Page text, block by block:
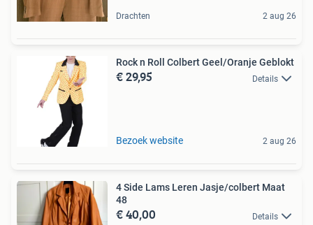
Drachten 2 aug 26
Rock n Roll Colbert Geel/Oranje Geblokt
€ 29,95 Details
Bezoek website 2 aug 26
4 Side Lams Leren Jasje/colbert Maat
48
€ 40,00 Details